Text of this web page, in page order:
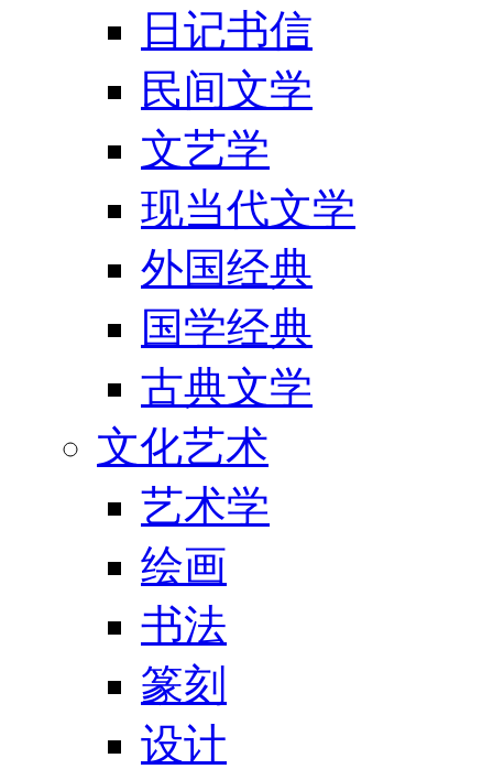
日记书信
民间文学
文艺学
现当代文学
外国经典
国学经典
古典文学
文化艺术
艺术学
绘画
书法
篆刻
设计